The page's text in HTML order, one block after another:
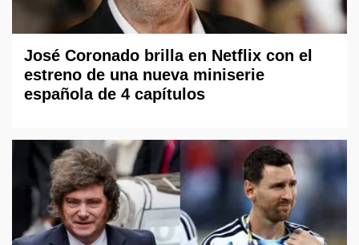
José Coronado brilla en Netflix con el
estreno de una nueva miniserie
española de 4 capítulos